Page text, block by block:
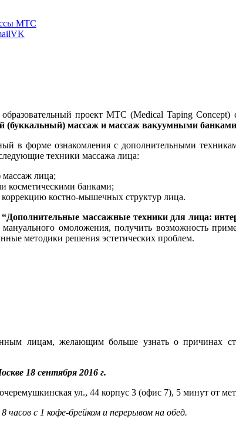
MTC
VK
проект MTC (Medical Taping
(буккальный) массаж и массаж вакуумными
в форме ознакомления с дополнительными
техники массажа лица:
лица;
косметическими банками;
костно-мышечных структур лица.
массажные техники для лица:
омоложения, получить возможность
методики решения эстетических проблем.
лицам, желающим больше узнать о причинах
18 сентября 2016 г.
ул., 44 корпус 3 (офис 7), 5 минут от
8 часов с 1 кофе-брейком и перерывом на обед.